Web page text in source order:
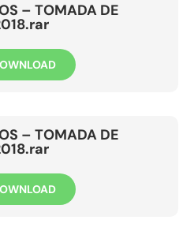
– TOMADA DE
– TOMADA DE